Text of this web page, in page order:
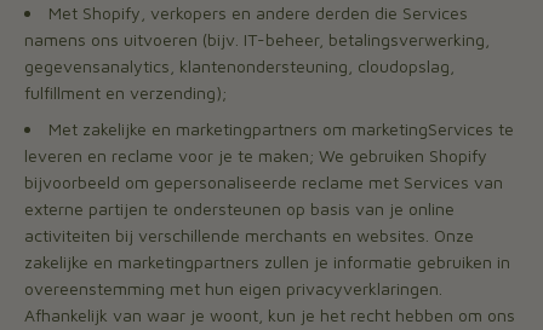
Met Shopify, verkopers en andere derden die Services
namens ons uitvoeren (bijv. IT-beheer, betalingsverwerking,
gegevensanalytics, klantenondersteuning, cloudopslag,
fulfillment en verzending);
Met zakelijke en marketingpartners om marketingServices te
leveren en reclame voor je te maken; We gebruiken Shopify
bijvoorbeeld om gepersonaliseerde reclame met Services van
externe partijen te ondersteunen op basis van je online
activiteiten bij verschillende merchants en websites. Onze
zakelijke en marketingpartners zullen je informatie gebruiken in
overeenstemming met hun eigen privacyverklaringen.
Afhankelijk van waar je woont, kun je het recht hebben om ons